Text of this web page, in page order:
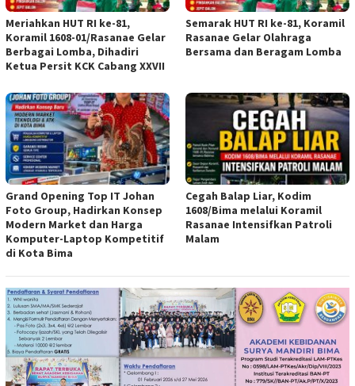
Meriahkan HUT RI ke-81,
Koramil 1608-01/Rasanae Gelar
Berbagai Lomba, Dihadiri
Ketua Persit KCK Cabang XXVII
Semarak HUT RI ke-81, Koramil
Rasanae Gelar Olahraga
Bersama dan Beragam Lomba
Grand Opening Top IT Johan
Foto Group, Hadirkan Konsep
Modern Market dan Harga
Komputer-Laptop Kompetitif
di Kota Bima
Cegah Balap Liar, Kodim
1608/Bima melalui Koramil
Rasanae Intensifkan Patroli
Malam